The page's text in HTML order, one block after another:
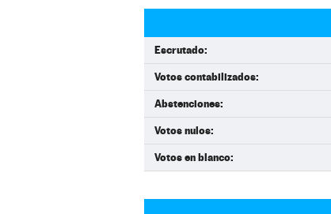
Escrutado:
Votos contabilizados:
Abstenciones:
Votos nulos:
Votos en blanco: